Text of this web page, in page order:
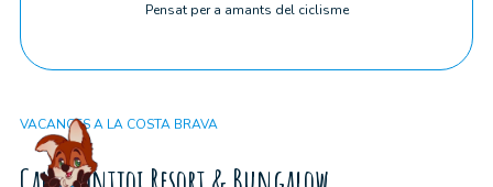
Pensat per a amants del ciclisme
VACANCES A LA COSTA BRAVA